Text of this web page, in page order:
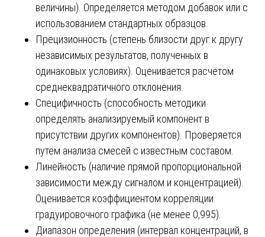
величины). Определяется методом добавок или с
использованием стандартных образцов.
Прецизионность (степень близости друг к другу
независимых результатов, полученных в
одинаковых условиях). Оценивается расчётом
среднеквадратичного отклонения.
Специфичность (способность методики
определять анализируемый компонент в
присутствии других компонентов). Проверяется
путём анализа смесей с известным составом.
Линейность (наличие прямой пропорциональной
зависимости между сигналом и концентрацией).
Оценивается коэффициентом корреляции
градуировочного графика (не менее 0,995).
Диапазон определения (интервал концентраций, в